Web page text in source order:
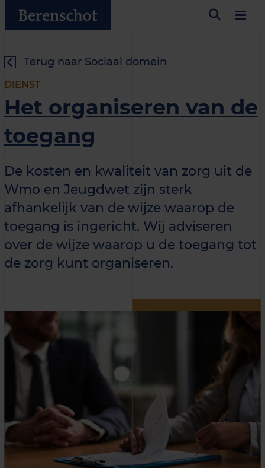
Terug naar Sociaal domein
DIENST
Het organiseren van de
toegang
De kosten en kwaliteit van zorg uit de
Wmo en Jeugdwet zijn sterk
afhankelijk van de wijze waarop de
toegang is ingericht. Wij adviseren
over de wijze waarop u de toegang tot
de zorg kunt organiseren.